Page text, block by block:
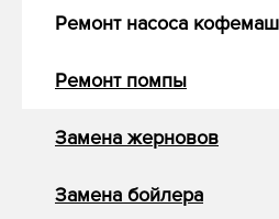
Ремонт насоса
Ремонт помпы
Замена жерновов
Замена бойлера